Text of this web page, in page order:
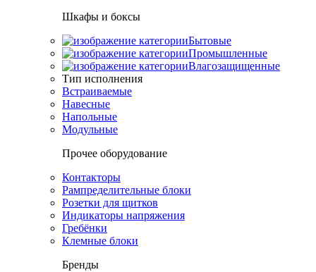
Шкафы и боксы
Бытовые
Промышленные
Влагозащищенные
Тип исполнения
Встраиваемые
Навесные
Напольные
Модульные
Прочее оборудование
Контакторы
Рампределительные блоки
Розетки для щитков
Индикаторы напряжения
Гребёнки
Клемные блоки
Бренды